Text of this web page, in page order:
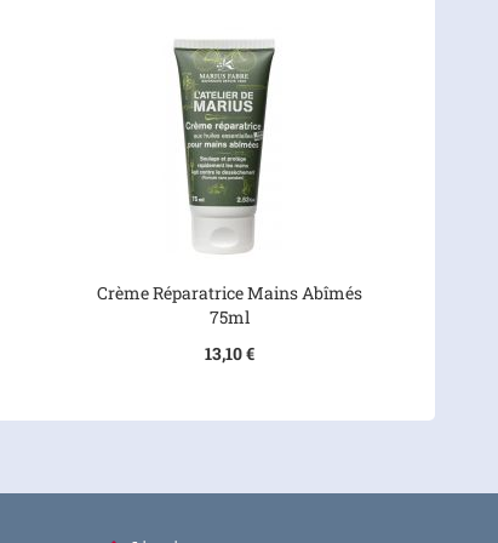
Crème Réparatrice Mains Abîmés
75ml
13,10 €